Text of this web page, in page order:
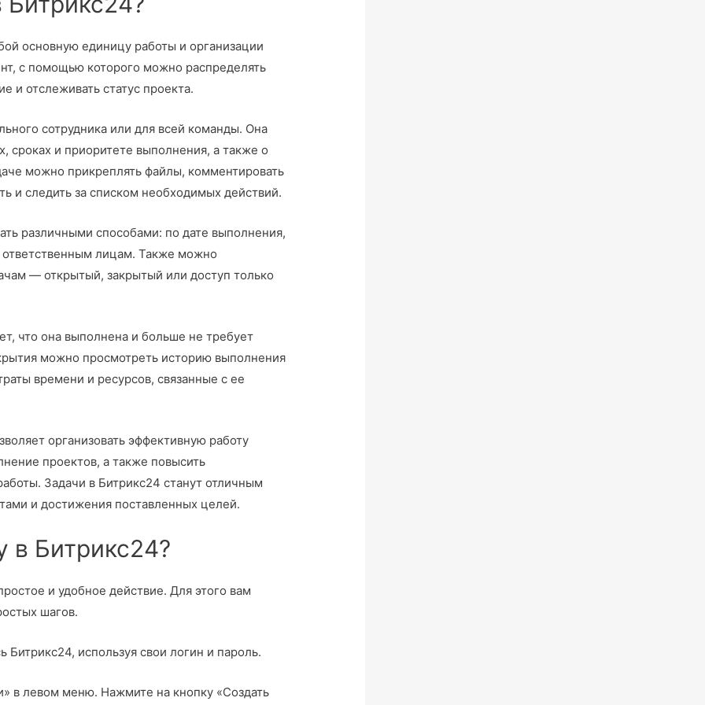
основную единицу работы и организации
с помощью которого можно распределять
и отслеживать статус проекта.
сотрудника или для всей команды. Она
сроках и приоритете выполнения, а также о
можно прикреплять файлы, комментировать
и следить за списком необходимых действий.
различными способами: по дате выполнения,
ответственным лицам. Также можно
— открытый, закрытый или доступ только
что она выполнена и больше не требует
можно просмотреть историю выполнения
времени и ресурсов, связанные с ее
организовать эффективную работу
проектов, а также повысить
Задачи в Битрикс24 станут отличным
и достижения поставленных целей.
в Битрикс24?
и удобное действие. Для этого вам
шагов.
используя свои логин и пароль.
в левом меню. Нажмите на кнопку «Создать